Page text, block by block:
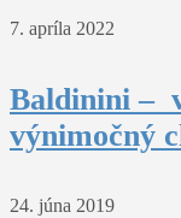
7. apríla 2022
Baldinini –
výnimočný
24. júna 2019